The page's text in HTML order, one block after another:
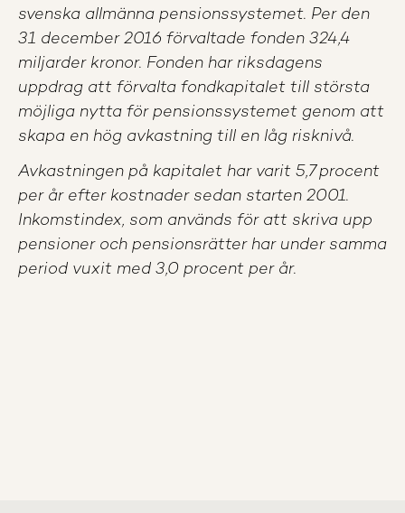
svenska allmänna pensionssystemet. Per den
31 december 2016 förvaltade fonden 324,4
miljarder kronor. Fonden har riksdagens
uppdrag att förvalta fondkapitalet till största
möjliga nytta för pensionssystemet genom att
skapa en hög avkastning till en låg risknivå.
Avkastningen på kapitalet har varit 5,7 procent
per år efter kostnader sedan starten 2001.
Inkomstindex, som används för att skriva upp
pensioner och pensionsrätter har under samma
period vuxit med 3,0 procent per år.